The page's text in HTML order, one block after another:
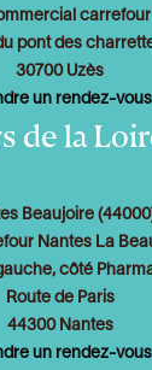
carrefour
pont des
30700 Uzès
un rendez-vous
de la
Beaujoire
Nantes La
côté
Route de Paris
44300 Nantes
un rendez-vous